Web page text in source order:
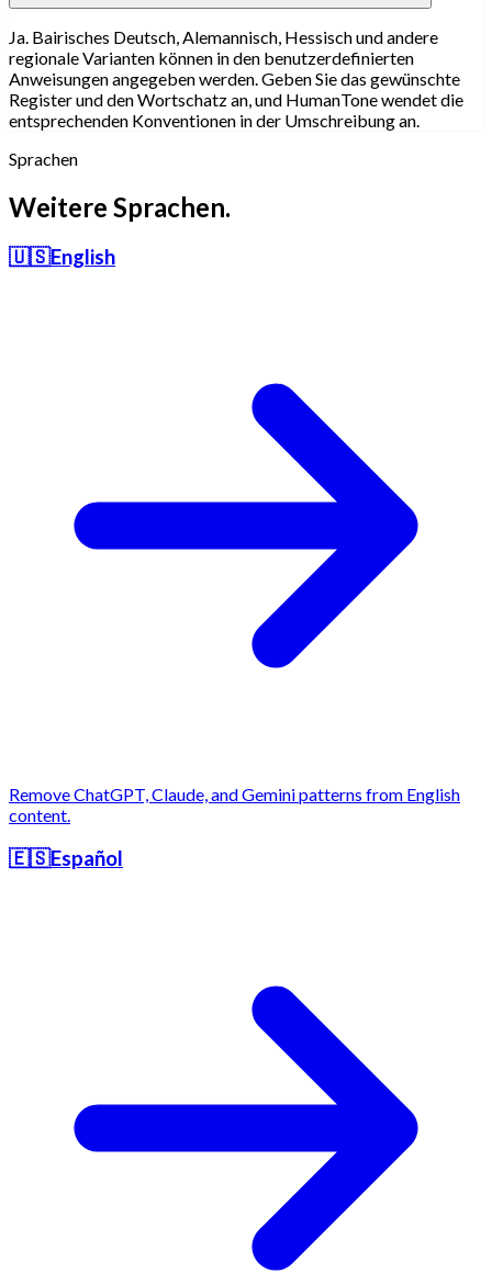
Ja. Bairisches Deutsch, Alemannisch, Hessisch und andere
regionale Varianten können in den benutzerdefinierten
Anweisungen angegeben werden. Geben Sie das gewünschte
Register und den Wortschatz an, und HumanTone wendet die
entsprechenden Konventionen in der Umschreibung an.
Sprachen
Weitere Sprachen.
🇺🇸English
Remove ChatGPT, Claude, and Gemini patterns from English
content.
🇪🇸Español